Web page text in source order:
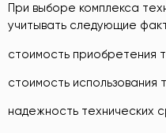
При выборе комплекса
учитывать следующие
стоимость приобретения
стоимость использования
надежность технических